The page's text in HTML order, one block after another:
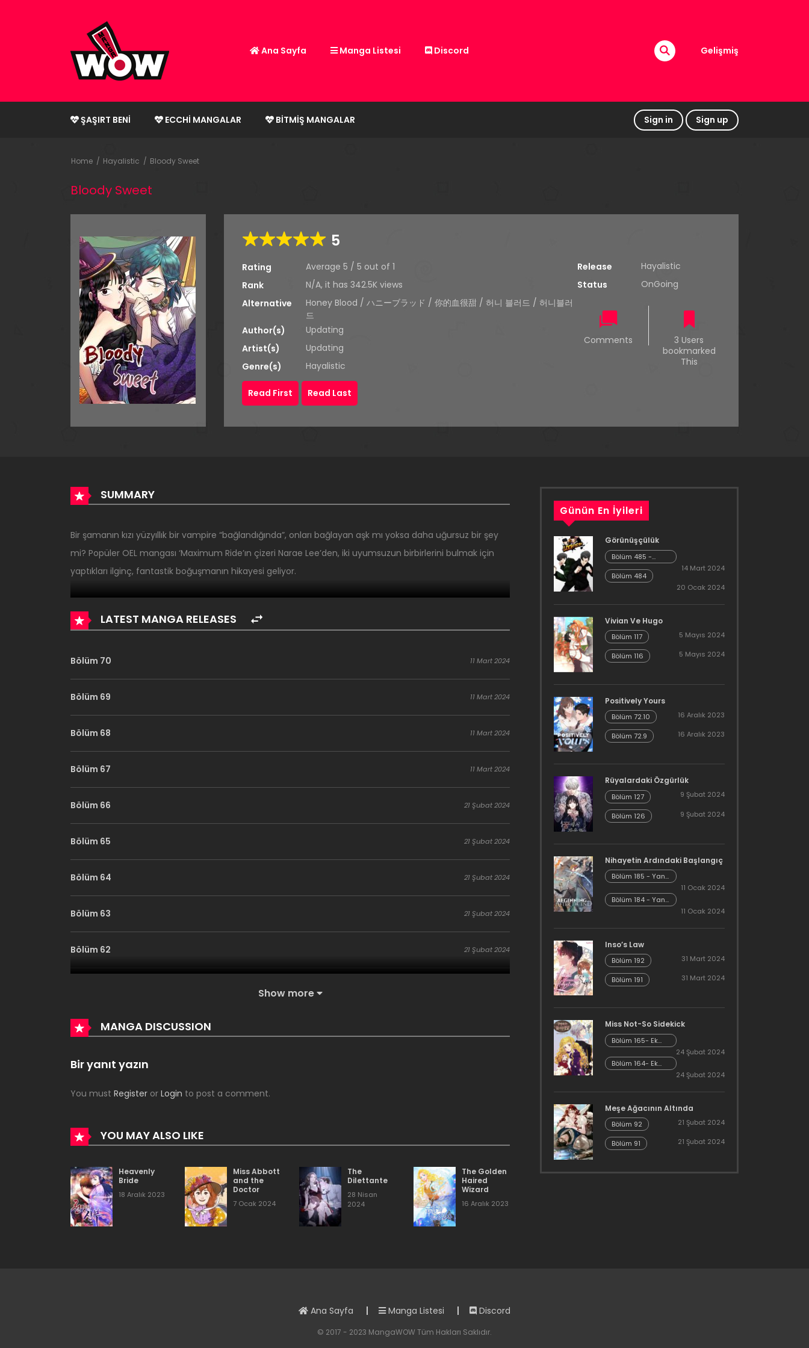
Ana Sayfa Manga Listesi Discord Gelişmiş
ŞAŞIRT BENI ECCHI MANGALAR BITMIŞ MANGALAR Sign in Sign up
Home Hayalistic Bloody Sweet
Bloody Sweet
5
Rating Average 5 / 5 out of 1
Rank
N/A, it has 342.5K views
Alternative
Honey Blood / ハニーブラッド / 你的血很甜 / 허니 블러드 / 허니블러
드
Author(s)
Updating
Artist(s)
Updating
Genre(s)
Hayalistic
Release
Hayalistic
Status
OnGoing
Comments
3 Users
bookmarked
This
Read First Read Last
SUMMARY
Bir şamanın kızı yüzyıllık bir vampire “bağlandığında”, onları bağlayan aşk mı yoksa daha uğursuz bir şey
mi? Popüler OEL mangası ‘Maximum Ride’ın çizeri Narae Lee’den, iki uyumsuzun birbirlerini bulmak için
yaptıkları ilginç, fantastik boğuşmanın hikayesi geliyor.
LATEST MANGA RELEASES
Bölüm 70 11 Mart 2024
Bölüm 69 11 Mart 2024
Bölüm 68 11 Mart 2024
Bölüm 67 11 Mart 2024
Bölüm 66 21 Şubat 2024
Bölüm 65 21 Şubat 2024
Bölüm 64 21 Şubat 2024
Bölüm 63 21 Şubat 2024
Bölüm 62 21 Şubat 2024
Bölüm 60
Bölüm 59
Bölüm 58
Bölüm 57
Bölüm 56
Bölüm 55 16 Aralık 2023
16 Aralık 2023
Show more
MANGA DISCUSSION
Bir yanıt yazın
You must Register or Login to post a comment.
YOU MAY ALSO LIKE
Heavenly
Bride
18 Aralık 2023
Miss Abbott
and the
Doctor
7 Ocak 2024
The
Dilettante
28 Nisan
2024
The Golden
Haired
Wizard
16 Aralık 2023
Günün En İyileri
Görünüşçülük
Bölüm 485 -
Cheonliang [04]
14 Mart 2024
Bölüm 484
20 Ocak 2024
Vivian Ve Hugo
Bölüm 117 5 Mayıs 2024
Bölüm 116 5 Mayıs 2024
Positively Yours
Bölüm 72.10 16 Aralık 2023
Bölüm 72.9 16 Aralık 2023
Rüyalardaki Özgürlük
Bölüm 127 9 Şubat 2024
Bölüm 126 9 Şubat 2024
Nihayetin Ardındaki Başlangıç
Bölüm 185 - Yan
Hikaye Kısım 7
11 Ocak 2024
Bölüm 184 - Yan
Hikaye Kısım 6
11 Ocak 2024
Inso’s Law
Bölüm 192 31 Mart 2024
Bölüm 191 31 Mart 2024
Miss Not-So Sidekick
Bölüm 165- Ek
Bölüm 26
24 Şubat 2024
Bölüm 164- Ek
Bölüm 25
24 Şubat 2024
Meşe Ağacının Altında
Bölüm 92 21 Şubat 2024
Bölüm 91 21 Şubat 2024
Ana Sayfa Manga Listesi Discord
© 2017 - 2023 MangaWOW Tüm Hakları Saklıdır.